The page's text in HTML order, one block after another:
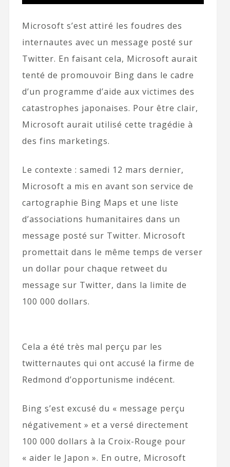
Microsoft s’est attiré les foudres des
internautes avec un message posté sur
Twitter. En faisant cela, Microsoft aurait
tenté de promouvoir Bing dans le cadre
d’un programme d’aide aux victimes des
catastrophes japonaises. Pour être clair,
Microsoft aurait utilisé cette tragédie à
des fins marketings.
Le contexte : samedi 12 mars dernier,
Microsoft a mis en avant son service de
cartographie Bing Maps et une liste
d’associations humanitaires dans un
message posté sur Twitter. Microsoft
promettait dans le même temps de verser
un dollar pour chaque retweet du
message sur Twitter, dans la limite de
100 000 dollars.
Cela a été très mal perçu par les
twitternautes qui ont accusé la firme de
Redmond d’opportunisme indécent.
Bing s’est excusé du « message perçu
négativement » et a versé directement
100 000 dollars à la Croix-Rouge pour
« aider le Japon ». En outre, Microsoft